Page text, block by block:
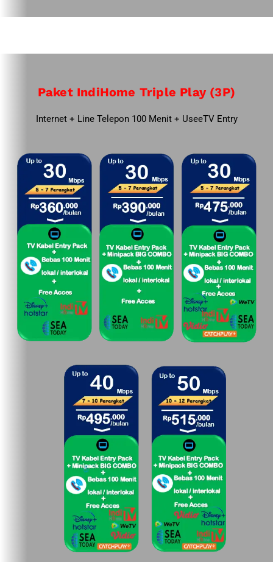
Paket IndiHome Triple Play (3P)
Internet + Line Telepon 100 Menit + UseeTV Entry